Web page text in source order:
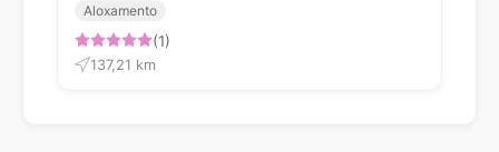
Aloxamento
(1)
137,21 km